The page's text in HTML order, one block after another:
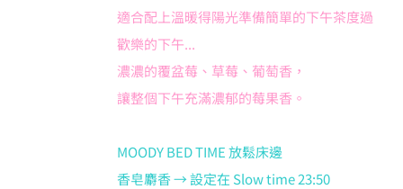
適合配上溫暖得陽光準備簡單的下午茶度過
歡樂的下午...
濃濃的覆盆莓、草莓、葡萄香，
讓整個下午充滿濃郁的莓果香。
MOODY BED TIME 放鬆床邊
香皂麝香 → 設定在 Slow time 23:50